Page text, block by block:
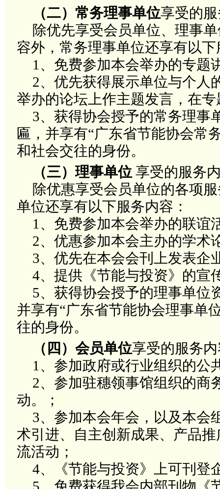
（二）常务理事单位享受的
除优先享受会员单位、理事
容外，常务理事单位还享有以
1 、免费参加本会举办的专题
2、优先获得展示单位与个人
举办的论坛上作主题发言，在
3、获得协会授予的常务理事
匾，并享有“广东省节能协会常
和社会交往的身份。
（三）理事单位 享受的服务
除优惠享受会员单位的各项
单位还享有以下服务内容：
1 、免费参加本会举办的联谊
2、优惠参加本会主办的学术
3、优先在本会会刊上发表企
4、提供《节能与投资》的宣
5、获得协会授予的理事单位
并享有“广东省节能协会理事单
往的身份。
（四）会员单位享受的服务
1 、参加政府或行业组织的公
2、参加驻穗领事馆组织的商
动。
；
3、参加本会年会，以及本会
术引进、自主创新成果、产品
流活动 ；
4、《节能与投资》上可刊登